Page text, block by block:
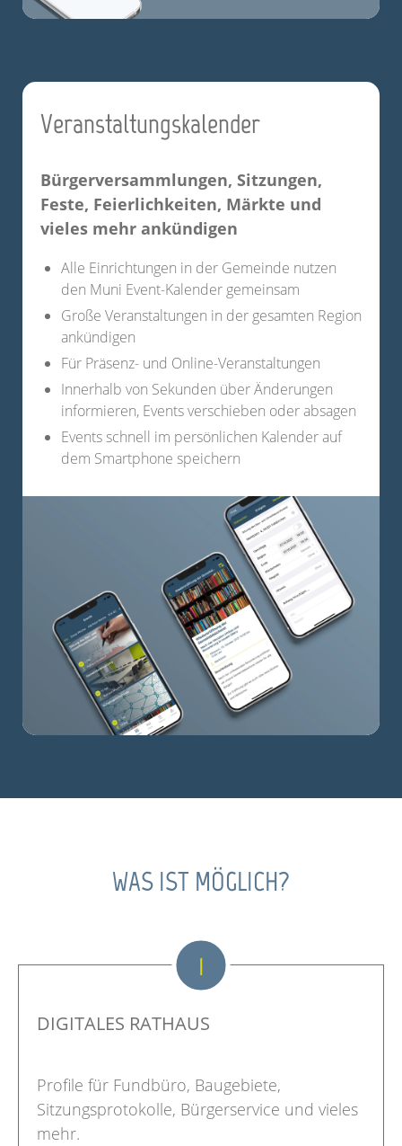
Veranstaltungskalender
Bürgerversammlungen, Sitzungen,
Feste, Feierlichkeiten, Märkte und
vieles mehr ankündigen
Alle Einrichtungen in der Gemeinde nutzen
den Muni Event-Kalender gemeinsam
Große Veranstaltungen in der gesamten Region
ankündigen
Für Präsenz- und Online-Veranstaltungen
Innerhalb von Sekunden über Änderungen
informieren, Events verschieben oder absagen
Events schnell im persönlichen Kalender auf
dem Smartphone speichern
WAS IST MÖGLICH?
1
DIGITALES RATHAUS
Profile für Fundbüro, Baugebiete,
Sitzungsprotokolle, Bürgerservice und vieles
mehr.